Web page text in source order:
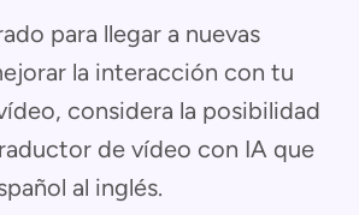
para llegar a nuevas
la interacción con tu
considera la posibilidad
de vídeo con IA que
al inglés.